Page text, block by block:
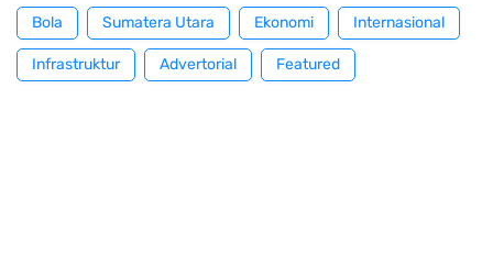
Bola Sumatera Utara Ekonomi Internasional
Infrastruktur Advertorial Featured